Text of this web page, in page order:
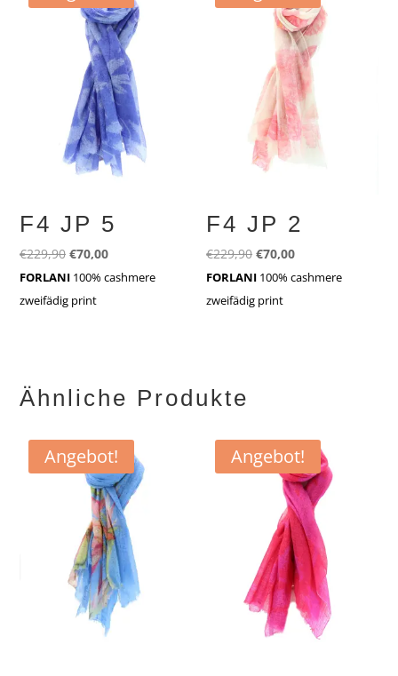
F4 JP 5
€229,90 Ursprünglicher
Preis
war:
€70,00Aktueller
Preis
FORLANI 100% cashmere
zweifädig print
F4 JP 2
€229,90 Ursprünglicher
Preis
war:
€70,00Aktueller
Preis
FORLANI 100% cashmere
zweifädig print
Ähnliche Produkte
Angebot! Angebot!